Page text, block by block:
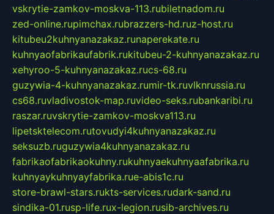
vskrytie-zamkov-moskva-113.rubiletnadom.ru
zed-online.rupimchax.rubrazzers-hd.ruz-host.ru
kitubeu2kuhnyanazakaz.runaperekate.ru
kuhnyaofabrikaufabrik.rukitubeu-2-kuhnyanazakaz.ru
xehyroo-5-kuhnyanazakaz.rucs-68.ru
guzywia-4-kuhnyanazakaz.rumir-tk.ruvlknrussia.ru
cs68.ruvladivostok-map.ruvideo-seks.rubankaribi.ru
raszar.ruvskrytie-zamkov-moskva113.ru
lipetsktelecom.rutovudyi4kuhnyanazakaz.ru
seksuzb.ruguzywia4kuhnyanazakaz.ru
fabrikaofabrikaokuhny.rukuhnyaekuhnyaafabrika.ru
kuhnyaykuhnyayfabrika.rue-abis1c.ru
store-brawl-stars.rukts-services.rudark-sand.ru
sindika-01.rusp-life.rux-legion.rusib-archives.ru